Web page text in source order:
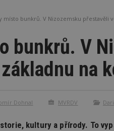
místo bunkrů. V Nizozemsku přestavěli
bunkrů. V
na
Dohnal MVRDV
kultury a přírody. To